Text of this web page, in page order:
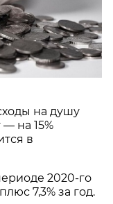
на душу
— на 15%
в
2020-го
7,3% за год.